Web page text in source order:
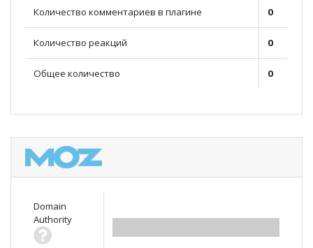
Количество комментариев в плагине 0
Количество реакций 0
Общее количество 0
Domain
Authority